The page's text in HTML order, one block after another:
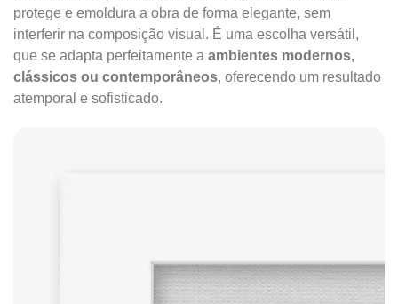
protege e emoldura a obra de forma elegante, sem
interferir na composição visual. É uma escolha versátil,
que se adapta perfeitamente a ambientes modernos,
clássicos ou contemporâneos, oferecendo um resultado
atemporal e sofisticado.